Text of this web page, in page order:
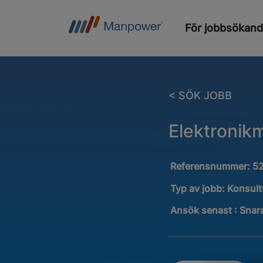
För
< SÖK JOBB
Referensnummer:
Typ av jobb:
Ansök senast :